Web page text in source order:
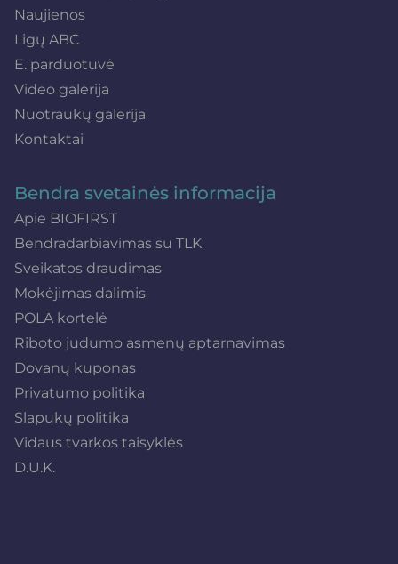
Naujienos
Ligų ABC
E. parduotuvė
Video galerija
Nuotraukų galerija
Kontaktai
Bendra svetainės informacija
Apie BIOFIRST
Bendradarbiavimas su TLK
Sveikatos draudimas
Mokėjimas dalimis
POLA kortelė
Riboto judumo asmenų aptarnavimas
Dovanų kuponas
Privatumo politika
Slapukų politika
Vidaus tvarkos taisyklės
D.U.K.